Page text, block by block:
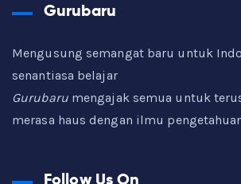
Gurubaru
Mengusung semangat baru untuk
senantiasa belajar
Gurubarumengajak semua untuk
merasa haus dengan ilmu
Follow Us On